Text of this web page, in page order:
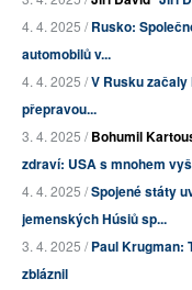
4. 4. 2025 /Rusko:
automobilů v...
4. 4. 2025 /V Rusku
přepravou...
3. 4. 2025 /Bohumil
zdraví: USA s mnohem
4. 4. 2025 /Spojené státy
jemenských Húsiů sp...
3. 4. 2025 /Paul Krugman:
zbláznil